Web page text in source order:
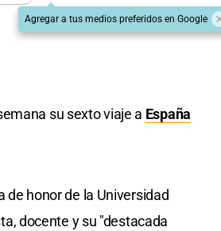
Agregar a tus medios preferidos en Google
su sexto viaje a España
de honor de la Universidad
docente y su "destacada